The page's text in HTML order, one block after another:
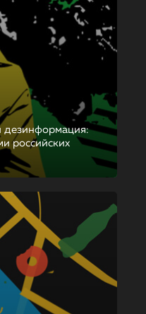
дезинформация:
российских